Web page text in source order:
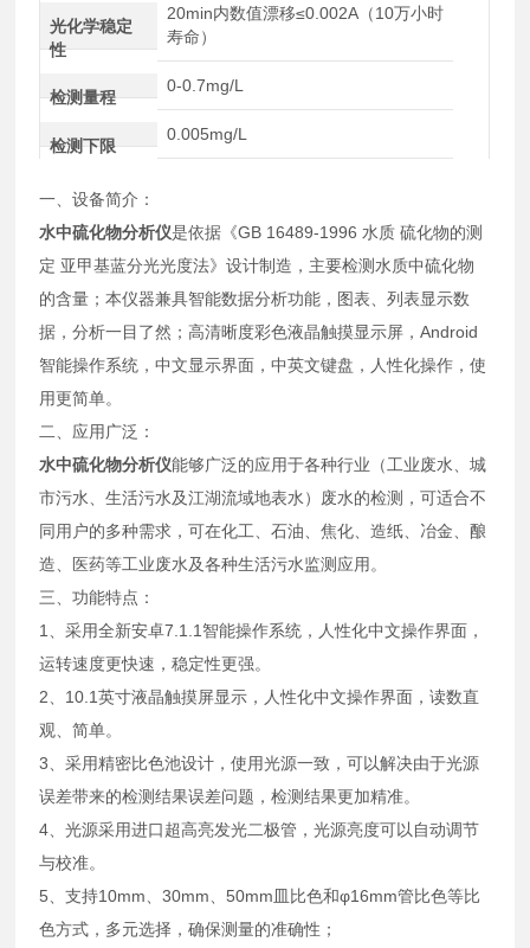
光化学稳定
性
20min内数值漂移≤0.002A（10万小时
寿命）
检测量程
0-0.7mg/L
检测下限
0.005mg/L
一、设备简介：
水中硫化物分析仪是依据《GB 16489-1996 水质 硫化物的测
定 亚甲基蓝分光光度法》设计制造，主要检测水质中硫化物
的含量；本仪器兼具智能数据分析功能，图表、列表显示数
据，分析一目了然；高清晰度彩色液晶触摸显示屏，Android
智能操作系统，中文显示界面，中英文键盘，人性化操作，使
用更简单。
二、应用广泛：
水中硫化物分析仪能够广泛的应用于各种行业（工业废水、城
市污水、生活污水及江湖流域地表水）废水的检测，可适合不
同用户的多种需求，可在化工、石油、焦化、造纸、冶金、酿
造、医药等工业废水及各种生活污水监测应用。
三、功能特点：
1、采用全新安卓7.1.1智能操作系统，人性化中文操作界面，
运转速度更快速，稳定性更强。
2、10.1英寸液晶触摸屏显示，人性化中文操作界面，读数直
观、简单。
3、采用精密比色池设计，使用光源一致，可以解决由于光源
误差带来的检测结果误差问题，检测结果更加精准。
4、光源采用进口超高亮发光二极管，光源亮度可以自动调节
与校准。
5、支持10mm、30mm、50mm皿比色和φ16mm管比色等比
色方式，多元选择，确保测量的准确性；